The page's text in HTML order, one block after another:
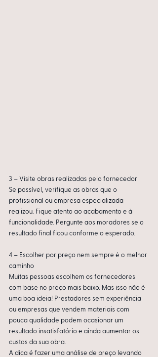
3 – Visite obras realizadas pelo fornecedor
Se possível, verifique as obras que o
profissional ou empresa especializada
realizou. Fique atento ao acabamento e à
funcionalidade. Pergunte aos moradores se o
resultado final ficou conforme o esperado.
4 – Escolher por preço nem sempre é o melhor
caminho
Muitas pessoas escolhem os fornecedores
com base no preço mais baixo. Mas isso não é
uma boa ideia! Prestadores sem experiência
ou empresas que vendem materiais com
pouca qualidade podem ocasionar um
resultado insatisfatório e ainda aumentar os
custos da sua obra.
A dica é fazer uma análise de preço levando